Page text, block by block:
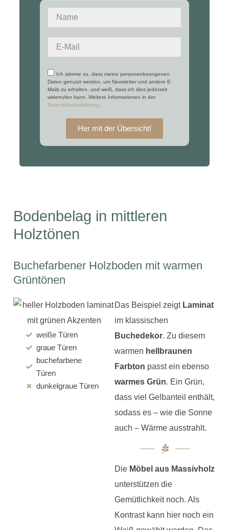
Ich stimme zu, dass meine personenbezogenen
Daten genutzt werden, um Newsletter und andere E-
Mails zu erhalten, und weiß, dass ich dies jederzeit
widerrufen kann. Weitere Informationen in der
Datenschutzerklärung
Her mit der Übersicht!
Bodenbelag in mittleren
Holztönen
Buchefarbener Holzboden mit warmen
Grüntönen
weiße Türen
graue Türen
buchefarbene
Türen
dunkelgraue Türen
Das Beispiel zeigt Laminat
im klassischen
Buchedekor. Zu diesem
warmen hellbraunen
Farbton passt ein ebenso
warmes Grün. Ein Grün,
dass viel Gelbanteil enthält,
sodass es – wie die Sonne
auch – Wärme ausstrahlt.
Die Möbel aus Massivholz
unterstützen die
Gemütlichkeit noch. Als
Kontrast kann hier noch ein